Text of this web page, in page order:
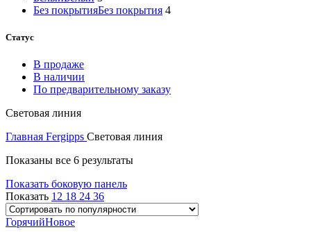
Без покрытияБез покрытия 4
Статус
В продаже
В наличии
По предварительному заказу
Световая линия
Главная Fergipps Световая линия
Показаны все 6 результатыСортировка:
Показать боковую панель
Показать 12 18 24 36
ГорячийНовое